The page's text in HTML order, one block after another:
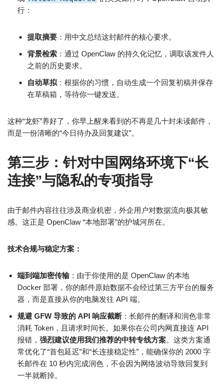
行：
提取摘要 ：用中文总结这封邮件的核心要求。
背景检索 ：通过 OpenClaw 的持久化记忆，调取该发件人
之前的历史要求。
自动草拟 ：根据你的习惯，自动生成一个回复初稿并保存
在草稿箱，等待你一键发送。
这种“龙虾”养好了，你早上醒来看到的不再是几十封未读邮件，
而是一份清晰的“今日待办及回复建议”。
第三步：针对中国网络环境下“长
连接”与隐私的专项指导
由于邮件内容往往涉及商业机密，外企用户对数据流向极其敏
感。这正是 OpenClaw “本地部署”的护城河所在。
技术合规与稳定方案：
端到端加密传输 ：由于你使用的是 OpenClaw 的本地
Docker 部署，你的邮件原始数据不会经过第三方平台的服务
器，而是直接从你的电脑发往 API 端。
规避 GFW 导致的 API 响应截断：长邮件的翻译和润色非常
消耗 Token，且请求时间长。如果你在公司内网直接连 API
报错， 强烈建议使用我们推荐的中转专线方案。这类方案通
常优化了“首包延迟”和“长连接稳定性”，能确保你的 2000 字
长邮件在 10 秒内完成润色，不会因为网络波动导致回复到
一半就断掉。